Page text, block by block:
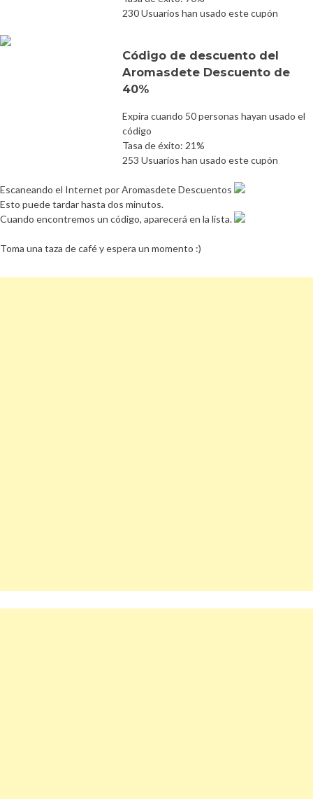
230 Usuarios han usado este cupón
Código de descuento del
Aromasdete Descuento de
40%
Expira cuando 50 personas hayan usado el
código
Tasa de éxito: 21%
253 Usuarios han usado este cupón
Escaneando el Internet por Aromasdete Descuentos
Esto puede tardar hasta dos minutos.
Cuando encontremos un código, aparecerá en la lista.
Toma una taza de café y espera un momento :)